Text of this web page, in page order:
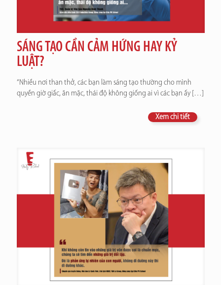
SÁNG TẠO CẦN CẢM HỨNG HAY KỶ
LUẬT?
“Nhiều nơi than thở, các bạn làm sáng tạo thường cho mình
quyền giờ giấc, ăn mặc, thái độ không giống ai vì các bạn ấy[…]
Xem chi tiết